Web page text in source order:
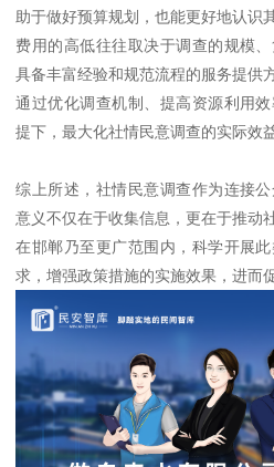
助于做好预算规划，也能更好地认识
费用的高低往往取决于调查的规模
具备丰富经验和规范流程的服务提供
通过优化调查机制、提高资源利用
提下，最大化社情民意调查的实际效益
综上所述，社情民意调查作为连接
意义不仅在于收集信息，更在于推动
在邯郸乃至更广范围内，科学开展
求，增强政策措施的实施效果，进而